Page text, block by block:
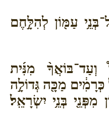
עַמּ֖וֹן לְהִלָּ֣חֶם
מִנִּ֜ית
מַכָּ֖ה גְּדוֹלָ֣ה
מִפְּנֵ֖י בְּנֵ֥י יִשְׂרָאֵֽל׃